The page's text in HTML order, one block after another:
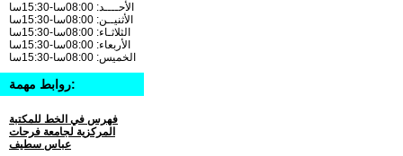
الأحــــد: 08:00سا-15:30سا
الأثنيــن: 08:00سا-15:30سا
الثلاثـاء: 08:00سا-15:30سا
الأربعاء: 08:00سا-15:30سا
الخميس: 08:00سا-15:30سا
روابط مهمة:
فهرس في الخط للمكتبة
المركزية لجامعة فرحات
عباس سطيف